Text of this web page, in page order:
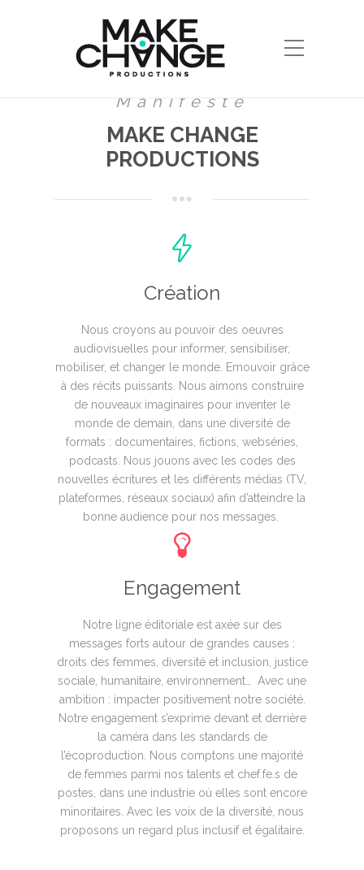
Manifeste
MAKE CHANGE
PRODUCTIONS
Création
Nous croyons au pouvoir des oeuvres
audiovisuelles pour informer, sensibiliser,
mobiliser, et changer le monde. Emouvoir grâce
à des récits puissants. Nous aimons construire
de nouveaux imaginaires pour inventer le
monde de demain, dans une diversité de
formats : documentaires, fictions, webséries,
podcasts. Nous jouons avec les codes des
nouvelles écritures et les différents médias (TV,
plateformes, réseaux sociaux) afin d’atteindre la
bonne audience pour nos messages.
Engagement
Notre ligne éditoriale est axée sur des
messages forts autour de grandes causes :
droits des femmes, diversité et inclusion, justice
sociale, humanitaire, environnement… Avec une
ambition : impacter positivement notre société.
Notre engagement s’exprimedevant et derrière
la caméra dans les standards de
l’écoproduction. Nous comptons une majorité
de femmes parmi nos talents et chef.fe.s de
postes, dans une industrie où elles sont encore
minoritaires. Avec les voix de la diversité, nous
proposons un regard plus inclusif et égalitaire.